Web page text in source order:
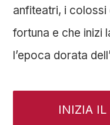
anfiteatri, i colossi
fortuna e che inizi
l’epoca dorata
INIZIA IL